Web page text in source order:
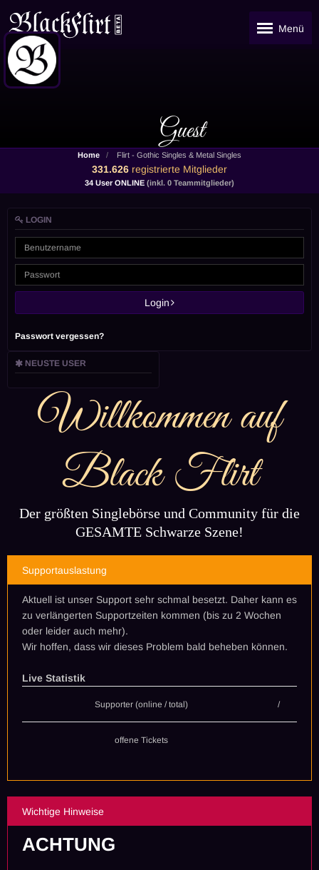
Menü
Guest
Home Flirt - Gothic Singles & Metal Singles
331.626 registrierte Mitglieder
34 User ONLINE (inkl. 0 Teammitglieder)
LOGIN
Login
Passwort vergessen?
NEUSTE USER
Willkommen auf
Black Flirt
Der größten Singlebörse und Community für die
GESAMTE Schwarze Szene!
Supportauslastung
Aktuell ist unser Support sehr schmal besetzt. Daher kann es
zu verlängerten Supportzeiten kommen (bis zu 2 Wochen
oder leider auch mehr).
Wir hoffen, dass wir dieses Problem bald beheben können.
Live Statistik
Supporter (online / total) /
offene Tickets
Wichtige Hinweise
ACHTUNG